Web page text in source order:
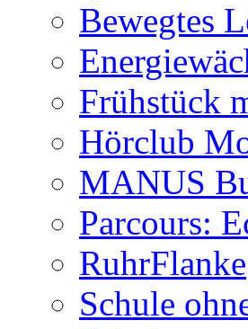
Bewegtes
Frühstück
Hörclub
MANUS
Parcours:
RuhrFlanke
Schule